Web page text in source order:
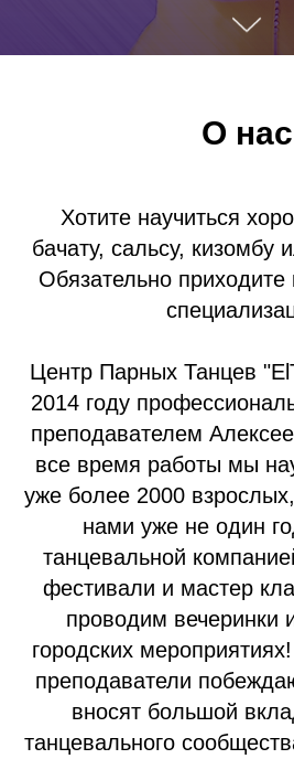
О нас
Хотите научиться
бачату, сальсу, кизомбу
Обязательно
Центр Парных Танцев
2014 году
преподавателем
все время работы мы
уже более 2000
нами уже не один
танцевальной
фестивали и мастер
проводим вечеринки
городских
преподаватели
вносят большой
танцевального